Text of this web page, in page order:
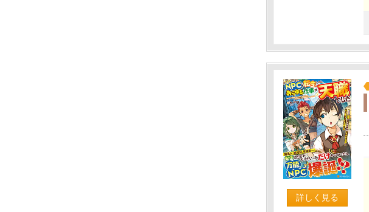
詳しく見る